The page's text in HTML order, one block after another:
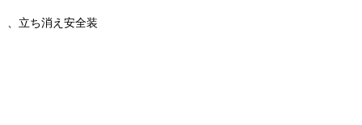
、立ち消え安全装